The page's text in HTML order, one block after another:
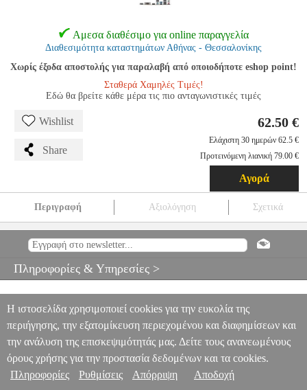
Αμεσα διαθέσιμο για online παραγγελία
Διαθεσιμότητα καταστημάτων Αθήνας - Θεσσαλονίκης
Χωρίς έξοδα αποστολής για παραλαβή από οποιοδήποτε eshop point!
Σταθερά Χαμηλές Τιμές!
Εδώ θα βρείτε κάθε μέρα τις πιο ανταγωνιστικές τιμές
Wishlist
Share
62.50 €
Ελάχιστη 30 ημερών 62.5 €
Προτεινόμενη λιανική 79.00 €
Αγορά
Περιγραφή Αξιολόγηση Σχετικά
PER.272993 PER.272993ASROCK
ΜΗΤΡΙΚΗ ΚΑΡΤΑ
62.50
Πληροφορίες & Υπηρεσίες >
Η ιστοσελίδα χρησιμοποιεί cookies για την ευκολία της
περιήγησης, την εξατομίκευση περιεχομένου και διαφημίσεων και
την ανάλυση της επισκεψιμότητάς μας. Δείτε τους ανανεωμένους
όρους χρήσης για την προστασία δεδομένων και τα cookies.
Πληροφορίες
Ρυθμίσεις Απόρριψη Αποδοχή